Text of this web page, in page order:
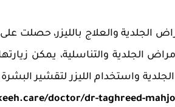
والعلاج بالليزر، حصلت على
الجلدية والتناسلية، يمكن
واستخدام الليزر لتقشير البشرة
doctor/dr-taghreed-